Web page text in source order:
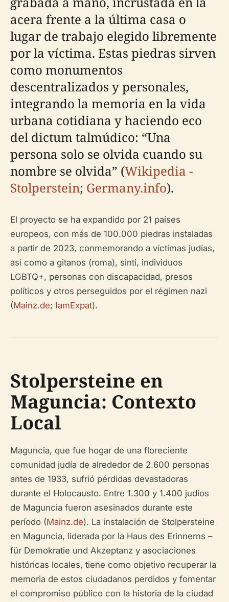
acera frente a la última casa o
lugar de trabajo elegido libremente
por la víctima. Estas piedras sirven
como monumentos
descentralizados y personales,
integrando la memoria en la vida
urbana cotidiana y haciendo eco
del dictum talmúdico: “Una
persona solo se olvida cuando su
nombre se olvida” (Wikipedia -
Stolperstein; Germany.info).
El proyecto se ha expandido por 21 países
europeos, con más de 100.000 piedras instaladas
a partir de 2023, conmemorando a víctimas judías,
así como a gitanos (roma), sinti, individuos
LGBTQ+, personas con discapacidad, presos
políticos y otros perseguidos por el régimen nazi
(Mainz.de; IamExpat).
Stolpersteine en
Maguncia: Contexto
Local
Maguncia, que fue hogar de una floreciente
comunidad judía de alrededor de 2.600 personas
antes de 1933, sufrió pérdidas devastadoras
durante el Holocausto. Entre 1.300 y 1.400 judíos
de Maguncia fueron asesinados durante este
período (Mainz.de). La instalación de Stolpersteine
en Maguncia, liderada por la Haus des Erinnerns –
für Demokratie und Akzeptanz y asociaciones
históricas locales, tiene como objetivo recuperar la
memoria de estos ciudadanos perdidos y fomentar
el compromiso público con la historia de la ciudad